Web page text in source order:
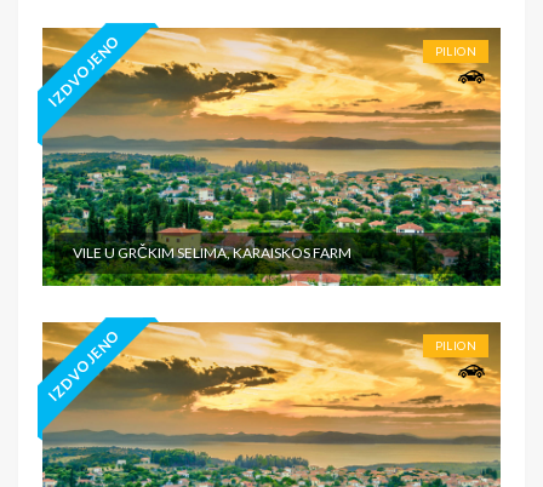
IZDVOJENO PILION
VILE U GRČKIM SELIMA, KARAISKOS FARM
IZDVOJENO PILION